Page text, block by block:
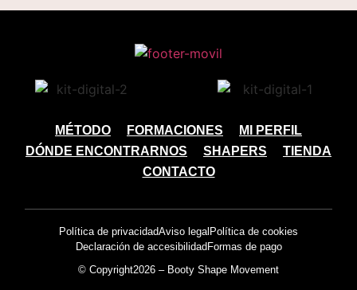
MÉTODO FORMACIONES
MI PERFIL
DÓNDE ENCONTRARNOS
SHAPERS
TIENDA
CONTACTO
Política de privacidadAviso legal Política de cookies
Declaración de accesibilidad Formas de pago
© Copyright2026 – Booty Shape Movement